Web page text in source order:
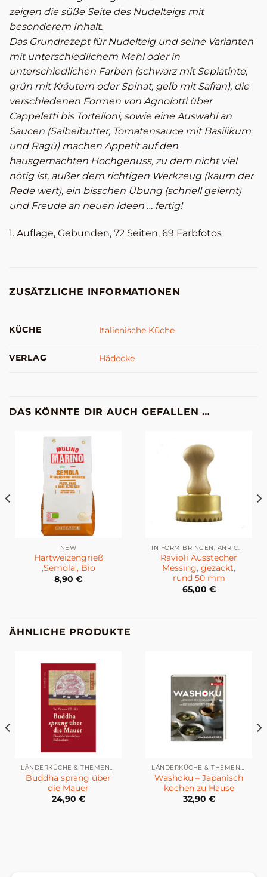
zeigen die süße Seite des Nudelteigs mit
besonderem Inhalt.
Das Grundrezept für Nudelteig und seine Varianten
mit unterschiedlichem Mehl oder in
unterschiedlichen Farben (schwarz mit Sepiatinte,
grün mit Kräutern oder Spinat, gelb mit Safran), die
verschiedenen Formen von Agnolotti über
Cappeletti bis Tortelloni, sowie eine Auswahl an
Saucen (Salbeibutter, Tomatensauce mit Basilikum
und Ragù) machen Appetit auf den
hausgemachten Hochgenuss, zu dem nicht viel
nötig ist, außer dem richtigen Werkzeug (kaum der
Rede wert), ein bisschen Übung (schnell gelernt)
und Freude an neuen Ideen … fertig!
1. Auflage, Gebunden, 72 Seiten, 69 Farbfotos
ZUSÄTZLICHE INFORMATIONEN
KÜCHE Italienische Küche
VERLAG Hädecke
DAS KÖNNTE DIR AUCH GEFALLEN …
NEW
Hartweizengrieß
,Semola‘, Bio
8,90 €
Ravioli Ausstecher
Messing, gezackt,
rund 50 mm
65,00 €
ÄHNLICHE PRODUKTE
LÄNDERKÜCHE & THEMENKÜCHE
Buddha sprang über
die Mauer
24,90 €
LÄNDERKÜCHE & THEMENKÜCHE
Washoku – Japanisch
kochen zu Hause
32,90 €